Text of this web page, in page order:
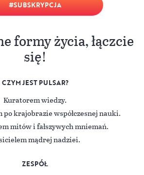
SUBSKRYPCJA
formy życia, łączcie
się!
CZYM JEST PULSAR?
Kuratorem wiedzy.
krajobrazie współczesnej nauki.
mitów i fałszywych mniemań.
mądrej nadziei.
ZESPÓŁ